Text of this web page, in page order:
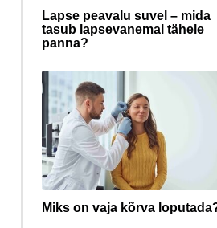
Lapse peavalu suvel – mida
tasub lapsevanemal tähele
panna?
Miks on vaja kõrva